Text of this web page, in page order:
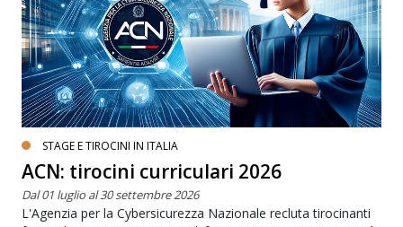
STAGE E TIROCINI IN ITALIA
ACN: tirocini curriculari 2026
Dal 01 luglio al 30 settembre 2026
L'Agenzia per la Cybersicurezza Nazionale recluta tirocinanti